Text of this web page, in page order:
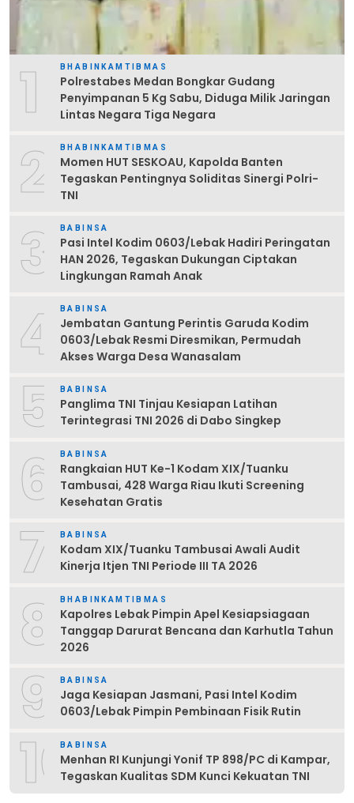
1 BHABINKAMTIBMAS
Polrestabes Medan Bongkar Gudang
Penyimpanan 5 Kg Sabu, Diduga Milik Jaringan
Lintas Negara Tiga Negara
2 BHABINKAMTIBMAS
Momen HUT SESKOAU, Kapolda Banten
Tegaskan Pentingnya Soliditas Sinergi Polri-
TNI
3 BABINSA
Pasi Intel Kodim 0603/Lebak Hadiri Peringatan
HAN 2026, Tegaskan Dukungan Ciptakan
Lingkungan Ramah Anak
4 BABINSA
Jembatan Gantung Perintis Garuda Kodim
0603/Lebak Resmi Diresmikan, Permudah
Akses Warga Desa Wanasalam
5 BABINSA
Panglima TNI Tinjau Kesiapan Latihan
Terintegrasi TNI 2026 di Dabo Singkep
6 BABINSA
Rangkaian HUT Ke-1 Kodam XIX/Tuanku
Tambusai, 428 Warga Riau Ikuti Screening
Kesehatan Gratis
7 BABINSA
Kodam XIX/Tuanku Tambusai Awali Audit
Kinerja Itjen TNI Periode III TA 2026
8 BHABINKAMTIBMAS
Kapolres Lebak Pimpin Apel Kesiapsiagaan
Tanggap Darurat Bencana dan Karhutla Tahun
2026
9 BABINSA
Jaga Kesiapan Jasmani, Pasi Intel Kodim
0603/Lebak Pimpin Pembinaan Fisik Rutin
10BABINSA
Menhan RI Kunjungi Yonif TP 898/PC di Kampar,
Tegaskan Kualitas SDM Kunci Kekuatan TNI